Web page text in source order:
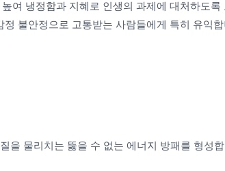
여 냉정함과 지혜로 인생의 과제에 대처하도록
불안정으로 고통받는 사람들에게 특히 유익
을 물리치는 뚫을 수 없는 에너지 방패를 형성